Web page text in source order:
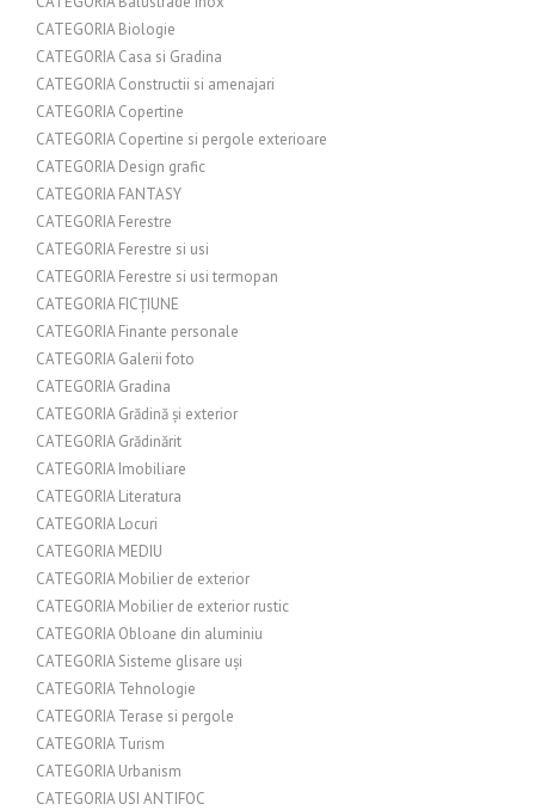
CATEGORIA Biologie
CATEGORIA Casa si Gradina
CATEGORIA Constructii si amenajari
CATEGORIA Copertine
CATEGORIA Copertine si pergole exterioare
CATEGORIA Design grafic
CATEGORIA FANTASY
CATEGORIA Ferestre
CATEGORIA Ferestre si usi
CATEGORIA Ferestre si usi termopan
CATEGORIA FICȚIUNE
CATEGORIA Finante personale
CATEGORIA Galerii foto
CATEGORIA Gradina
CATEGORIA Grădină și exterior
CATEGORIA Grădinărit
CATEGORIA Imobiliare
CATEGORIA Literatura
CATEGORIA Locuri
CATEGORIA MEDIU
CATEGORIA Mobilier de exterior
CATEGORIA Mobilier de exterior rustic
CATEGORIA Obloane din aluminiu
CATEGORIA Sisteme glisare uși
CATEGORIA Tehnologie
CATEGORIA Terase si pergole
CATEGORIA Turism
CATEGORIA Urbanism
CATEGORIA USI ANTIFOC